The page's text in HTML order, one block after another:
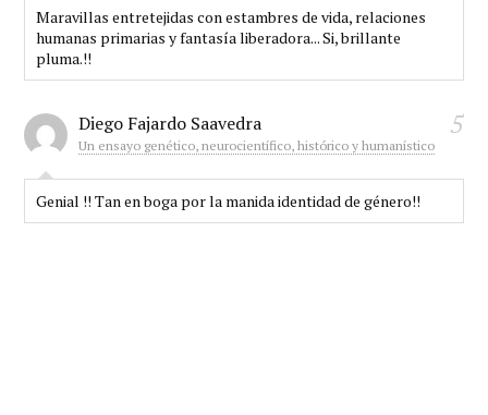
Maravillas entretejidas con estambres de vida, relaciones
humanas primarias y fantasía liberadora... Si, brillante
pluma.!!
Diego Fajardo Saavedra 5
Un ensayo genético, neurocientífico, histórico y humanístico
Genial !! Tan en boga por la manida identidad de género!!